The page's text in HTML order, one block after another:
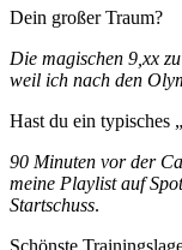
Dein großer Traum?
Die magischen 9,xx
weil ich nach den
Hast du ein typisches
90 Minuten vor der
meine Playlist auf
Startschuss.